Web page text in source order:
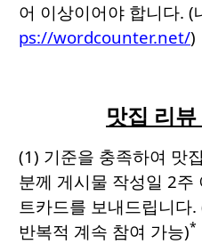
어 이상이어야 합니다. (
ps://wordcounter.net/)
맛집 리
(1) 기준을 충족하여 맛
분께 게시물 작성일 2
트카드를 보내드립니다.
반복적 계속 참여 가능)*